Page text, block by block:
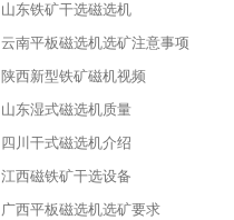
山东铁矿干选磁选机
云南平板磁选机选矿注意事项
陕西新型铁矿磁机视频
山东湿式磁选机质量
四川干式磁选机介绍
江西磁铁矿干选设备
广西平板磁选机选矿要求